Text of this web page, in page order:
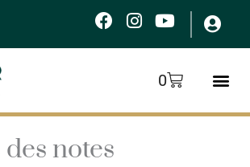
F
c
o
k
I
s
g
Y
u
t
u
b
0
Panier
notes